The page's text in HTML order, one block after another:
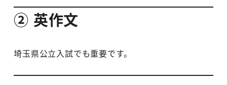
② 英作文
埼玉県公立入試でも重要です。